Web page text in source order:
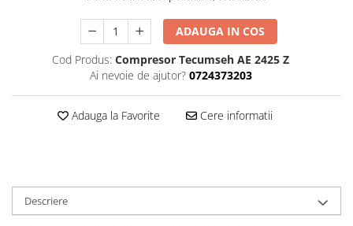
ADAUGA IN COS
Cod Produs: Compresor Tecumseh AE 2425 Z
Ai nevoie de ajutor? 0724373203
Adauga la Favorite Cere informatii
Descriere